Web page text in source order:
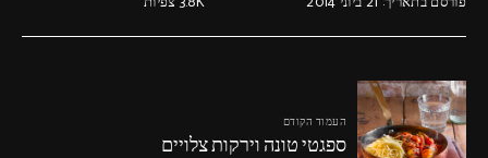
העמוד הקודם
ספגטי טונה וירקות צלויים